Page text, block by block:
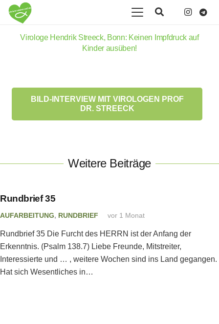
Virologe Hendrik Streeck, Bonn: Keinen Impfdruck auf
Kinder ausüben!
BILD-INTERVIEW MIT VIROLOGEN PROF
DR. STREECK
Weitere Beiträge
Rundbrief 35
AUFARBEITUNG, RUNDBRIEF vor 1 Monat
Rundbrief 35 Die Furcht des HERRN ist der Anfang der
Erkenntnis. (Psalm 138.7) Liebe Freunde, Mitstreiter,
Interessierte und … , weitere Wochen sind ins Land gegangen.
Hat sich Wesentliches in…